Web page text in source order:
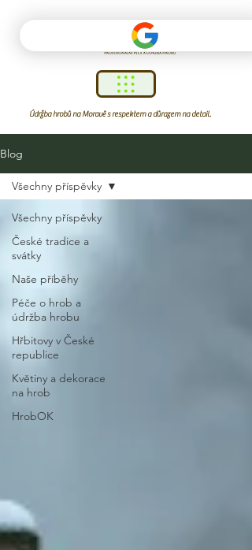
Údržba hrobů na Moravě s respektem a důrazem na detail.
Blog
Všechny příspěvky
České tradice a
svátky
Naše příběhy
Péče o hrob a
údržba hrobu
Hřbitovy v České
republice
Květiny a dekorace
na hrob
HrobOK
Všechny příspěvky